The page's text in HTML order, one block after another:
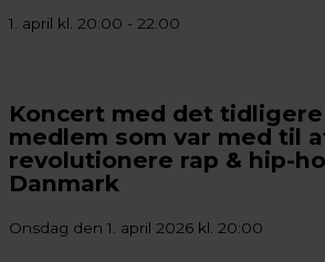
1. april kl. 20:00 - 22:00
Koncert med det
medlem som var med til
revolutionere rap & hip-
Danmark
Onsdag den 1. april 2026 kl. 20:00